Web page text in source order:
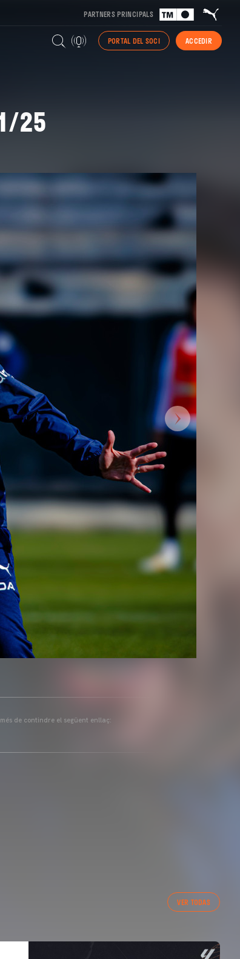
PARTNERS PRINCIPALS
PORTAL DEL SOCI ACCEDIR
25
de contindre el següent enllaç:
VER TODAS